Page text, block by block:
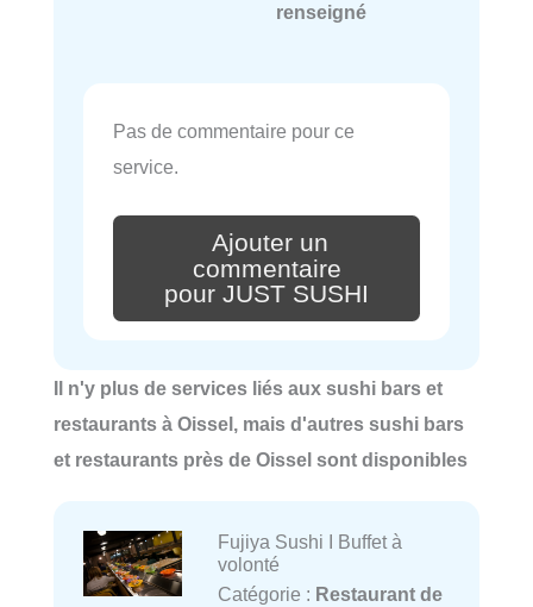
renseigné
Pas de commentaire pour ce
service.
Ajouter un
commentaire
pour JUST SUSHI
Il n'y plus de services liés aux sushi bars et
restaurants à Oissel, mais d'autres sushi bars
et restaurants près de Oissel sont disponibles
Fujiya Sushi I Buffet à
volonté
Catégorie : Restaurant de